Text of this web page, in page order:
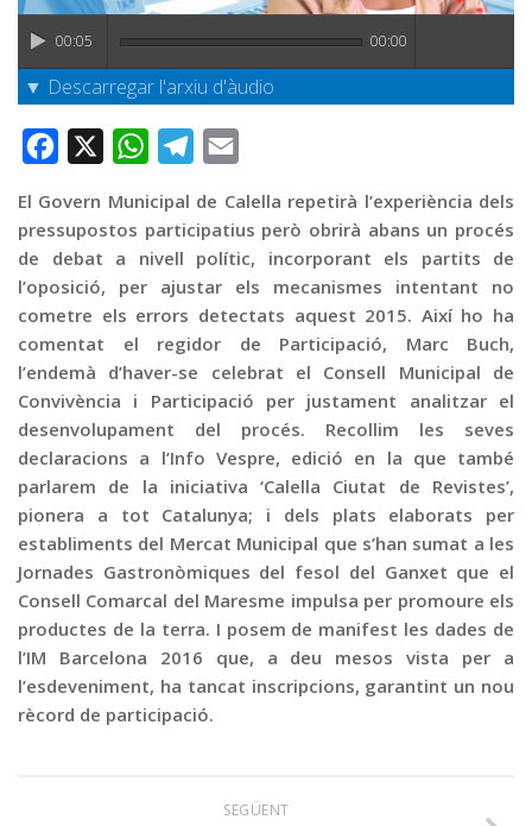
Publicitat
Contacte
00:05 00:00
▼ Descarregar l'arxiu d'àudio
Facebook WhatsAppTelegram
El Govern Municipal de Calella repetirà l’experiència dels
pressupostos participatius però obrirà abans un procés
de debat a nivell polític, incorporant els partits de
l’oposició, per ajustar els mecanismes intentant no
cometre els errors detectats aquest 2015. Així ho ha
comentat el regidor de Participació, Marc Buch,
l’endemà d’haver-se celebrat el Consell Municipal de
Convivència i Participació per justament analitzar el
desenvolupament del procés. Recollim les seves
declaracions a l’Info Vespre, edició en la que també
parlarem de la iniciativa ‘Calella Ciutat de Revistes’,
pionera a tot Catalunya; i dels plats elaborats per
establiments del Mercat Municipal que s’han sumat a les
Jornades Gastronòmiques del fesol del Ganxet que el
Consell Comarcal del Maresme impulsa per promoure els
productes de la terra. I posem de manifest les dades de
l’IM Barcelona 2016 que, a deu mesos vista per a
l’esdeveniment, ha tancat inscripcions, garantint un nou
rècord de participació.
SEGÜENT